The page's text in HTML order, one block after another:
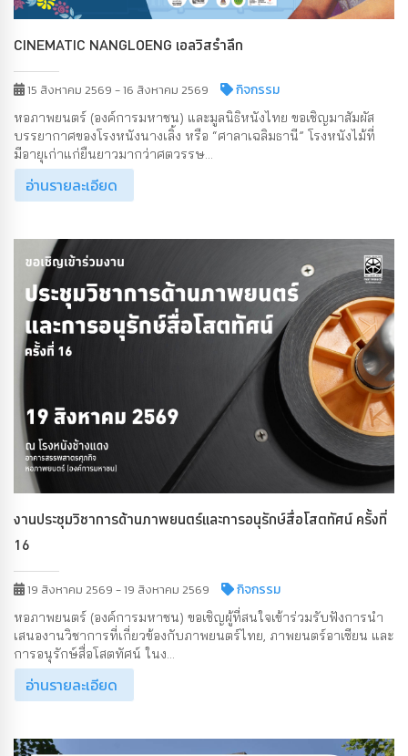
CINEMATIC NANGLOENG เอลวิสรำลึก
15 สิงหาคม 2569 - 16 สิงหาคม 2569 กิจกรรม
หอภาพยนตร์ (องค์การมหาชน) และมูลนิธิหนังไทย ขอเชิญมาสัมผัส
บรรยากาศของโรงหนังนางเลิ้ง หรือ “ศาลาเฉลิมธานี” โรงหนังไม้ที่
มีอายุเก่าแก่ยืนยาวมากว่าศตวรรษ...
อ่านรายละเอียด
งานประชุมวิชาการด้านภาพยนตร์และการอนุรักษ์สื่อโสตทัศน์ ครั้งที่
16
19 สิงหาคม 2569 - 19 สิงหาคม 2569 กิจกรรม
หอภาพยนตร์ (องค์การมหาชน) ขอเชิญผู้ที่สนใจเข้าร่วมรับฟังการนำ
เสนองานวิชาการที่เกี่ยวข้องกับภาพยนตร์ไทย, ภาพยนตร์อาเซียน และ
การอนุรักษ์สื่อโสตทัศน์ ในง...
อ่านรายละเอียด